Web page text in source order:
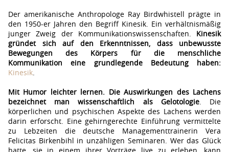
Der amerikanische Anthropologe Ray Birdwhistell prägte in
den 1950-er Jahren den Begriff Kinesik. Ein verhältnismäßig
junger Zweig der Kommunikationswissenschaften. Kinesik
gründet sich auf den Erkenntnissen, dass unbewusste
Bewegungen des Körpers für die menschliche
Kommunikation eine grundlegende Bedeutung haben:
Kinesik
Mit Humor leichter lernen. Die Auswirkungen des Lachens
bezeichnet man wissenschaftlich als Gelotologie. Die
körperlichen und psychischen Aspekte des Lachens werden
darin erforscht. Eine gehirngerechte Einführung vermittelte
zu Lebzeiten die deutsche Managementtrainerin Vera
Felicitas Birkenbihl in unzähligen Seminaren. Wer das Glück